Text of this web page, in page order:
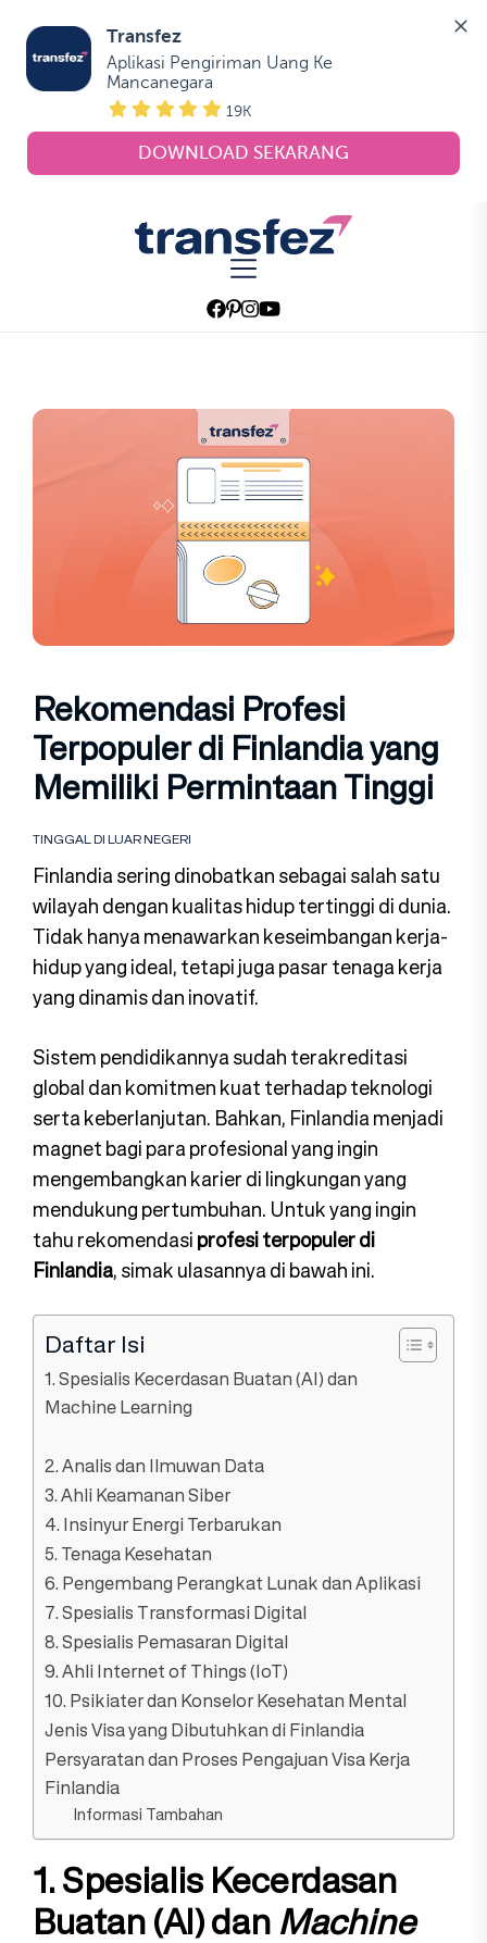
Transfez
Aplikasi Pengiriman Uang Ke
Mancanegara
19K
DOWNLOAD SEKARANG
Transfez
Rekomendasi Profesi
Terpopuler di Finlandia yang
Memiliki Permintaan Tinggi
TINGGAL DI LUAR NEGERI
Finlandia sering dinobatkan sebagai salah satu
wilayah dengan kualitas hidup tertinggi di dunia.
Tidak hanya menawarkan keseimbangan kerja-
hidup yang ideal, tetapi juga pasar tenaga kerja
yang dinamis dan inovatif.
Sistem pendidikannya sudah terakreditasi
global dan komitmen kuat terhadap teknologi
serta keberlanjutan. Bahkan, Finlandia menjadi
magnet bagi para profesional yang ingin
mengembangkan karier di lingkungan yang
mendukung pertumbuhan. Untuk yang ingin
tahu rekomendasiprofesi terpopuler di
Finlandia, simak ulasannya di bawah ini.
Daftar Isi
1. Spesialis Kecerdasan Buatan (AI) dan
Machine Learning
2. Analis dan Ilmuwan Data
3. Ahli Keamanan Siber
4. Insinyur Energi Terbarukan
5. Tenaga Kesehatan
6. Pengembang Perangkat Lunak dan Aplikasi
7. Spesialis Transformasi Digital
8. Spesialis Pemasaran Digital
9. Ahli Internet of Things (IoT)
10. Psikiater dan Konselor Kesehatan Mental
Jenis Visa yang Dibutuhkan di Finlandia
Persyaratan dan Proses Pengajuan Visa Kerja
Finlandia
Informasi Tambahan
1. Spesialis Kecerdasan
Buatan (AI) danMachine